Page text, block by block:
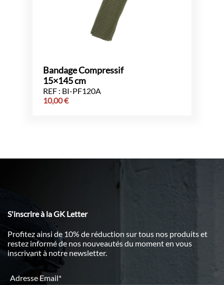
Bandage Compressif
15×145 cm
REF : BI-PF120A
10,00€
S'inscrire à la GK Letter
Profitez ainsi de 10% de réduction sur tous nos produits et
restez informé de nos nouveautés du moment en vous
inscrivant à notre newsletter.
Adresse Email*